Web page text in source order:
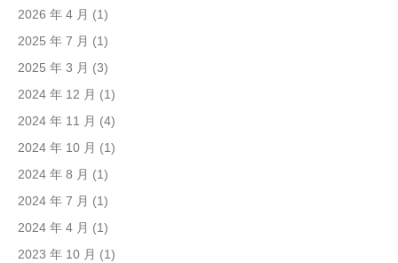
2026 年 4 月 (1)
2025 年 7 月 (1)
2025 年 3 月 (3)
2024 年 12 月 (1)
2024 年 11 月 (4)
2024 年 10 月 (1)
2024 年 8 月 (1)
2024 年 7 月 (1)
2024 年 4 月 (1)
2023 年 10 月 (1)